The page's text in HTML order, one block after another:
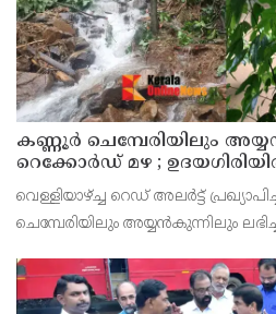
കണ്ണൂർ ചെമ്പേരിയിലും
റെക്കോർഡ് മഴ ;
ഉരുൾപൊട്ടൽ; 13 പേരെ
വെള്ളിയാഴ്ച്ച റെഡ് അലർട്ട്
ചെമ്പേരിയിലും അയ്യൻകുന്നിലും
മില്ലിമീറ്റർ മഴ ആ സമയം